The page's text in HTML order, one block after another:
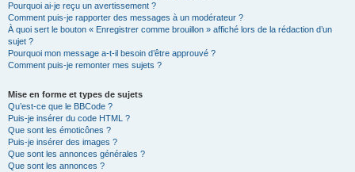
Pourquoi ai-je reçu un avertissement ?
Comment puis-je rapporter des messages à un modérateur ?
À quoi sert le bouton « Enregistrer comme brouillon » affiché lors de la rédaction d’un
sujet ?
Pourquoi mon message a-t-il besoin d’être approuvé ?
Comment puis-je remonter mes sujets ?
Mise en forme et types de sujets
Qu’est-ce que le BBCode ?
Puis-je insérer du code HTML ?
Que sont les émoticônes ?
Puis-je insérer des images ?
Que sont les annonces générales ?
Que sont les annonces ?